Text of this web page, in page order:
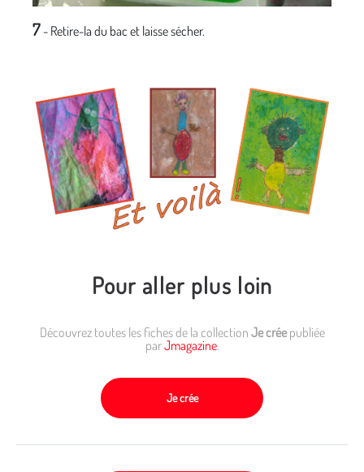
7- Retire-la du bac et laisse sécher.
Pour aller plus loin
Découvrez toutes les fiches de la collection Je créepubliée
parJmagazine.
Je crée